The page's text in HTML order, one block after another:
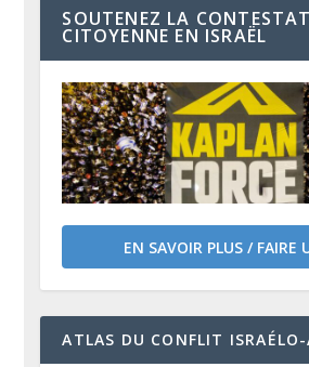
SOUTENEZ LA
CITOYENNE EN ISRAËL
EN SAVOIR PLUS / FAIRE
ATLAS DU CONFLIT ISRAÉLO-